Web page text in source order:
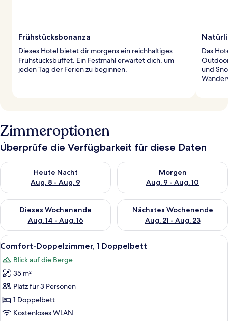
Frühstücksbonanza
Dieses Hotel bietet dir morgens ein reichhaltiges
Frühstücksbuffet. Ein Festmahl erwartet dich, um
jeden Tag der Ferien zu beginnen.
Das
und
Zimmeroptionen
Überprüfe die Verfügbarkeit für diese Daten
Heute Nacht
Aug. 8 - Aug. 9
Überprüfe die Verfügbarkeit für heute Nacht, Aug. 8 - Aug. 9.
Morgen
Aug. 9 - Aug. 10
Überprüfe die Verfügbarkeit
Dieses Wochenende
Aug. 14 - Aug. 16
Überprüfe die Verfügbarkeit für dieses Wochenende, Aug. 14
Nächstes Wochenende
Aug. 21 - Aug. 23
Überprüfe die Verfügbarkeit
Alle
Fotos
für
Comfort-
Doppelzimmer,
1
Doppelbett
Ein modernes Hotelzimmer mit
11
Comfort-Doppelzimmer, 1 Doppelbett
Blick auf die Berge
35 m²
Platz für 3 Personen
1 Doppelbett
Kostenloses WLAN